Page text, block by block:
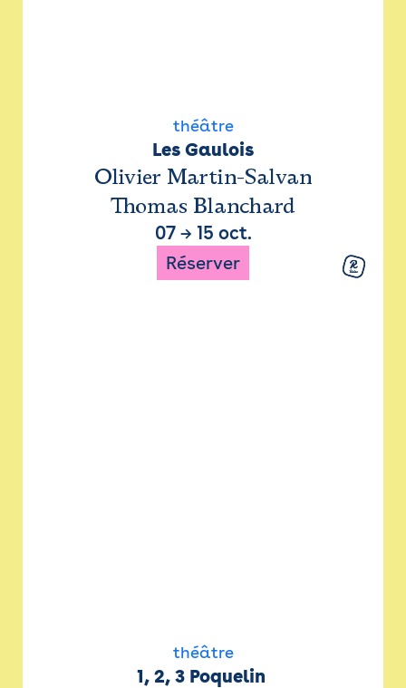
théâtre
Les Gaulois
Olivier Martin-Salvan
Thomas Blanchard
07→ 15 oct.
Réserver
théâtre
1, 2, 3 Poquelin